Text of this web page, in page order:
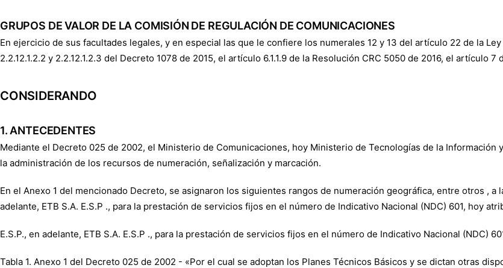
GRUPOS DE VALOR DE LA COMISIÓN DE REGULACIÓN DE COMUNICACIONES
En ejercicio de sus facultades legales, y en especial las que le confiere los numerales 12 y 13 del artículo 22 de la
2.2.12.1.2.2 y 2.2.12.1.2.3 del Decreto 1078 de 2015, el artículo 6.1.1.9 de la Resolución CRC 5050 de 2016, el artículo
CONSIDERANDO
1. ANTECEDENTES
Mediante el Decreto 025 de 2002, el Ministerio de Comunicaciones, hoy Ministerio de Tecnologías de la
la administración de los recursos de numeración, señalización y marcación.
En el Anexo 1 del mencionado Decreto, se asignaron los siguientes rangos de numeración geográfica, entre otros , a la
adelante, ETB S.A. E.S.P ., para la prestación de servicios fijos en el número de Indicativo Nacional (NDC) 601, hoy
E.S.P., en adelante, ETB S.A. E.S.P ., para la prestación de servicios fijos en el número de Indicativo Nacional (NDC)
Tabla 1. Anexo 1 del Decreto 025 de 2002 - «Por el cual se adoptan los Planes Técnicos Básicos y se dictan otras